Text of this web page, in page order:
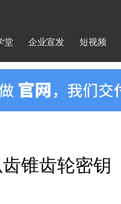
堂 企业宣发 短视频
锥齿轮密钥